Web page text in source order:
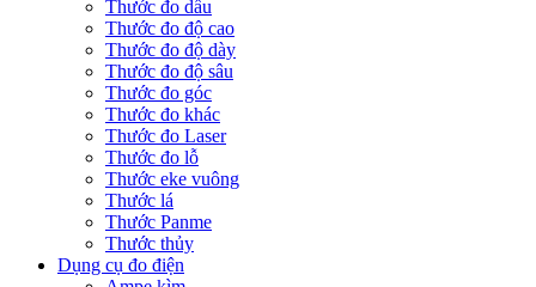
Thước đo dầu
Thước đo độ cao
Thước đo độ dày
Thước đo độ sâu
Thước đo góc
Thước đo khác
Thước đo Laser
Thước đo lỗ
Thước eke vuông
Thước lá
Thước Panme
Thước thủy
Dụng cụ đo điện